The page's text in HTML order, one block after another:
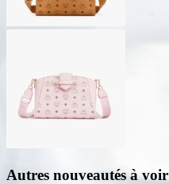
Autres nouveautés à voir